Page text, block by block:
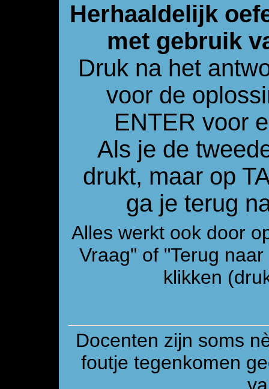
Herhaaldelijk
met gebruik
Druk na het
voor de
ENTER voor
Als je de
drukt, maar op
ga je terug
Alles werkt ook door
Vraag" of "Terug
klikken
Docenten zijn soms
foutje tegenkomen